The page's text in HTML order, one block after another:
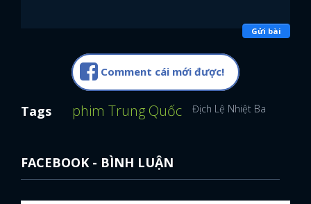
Gửi bài
Comment cái mới được!
Tags phim Trung Quốc Địch Lệ Nhiệt Ba
FACEBOOK - BÌNH LUẬN